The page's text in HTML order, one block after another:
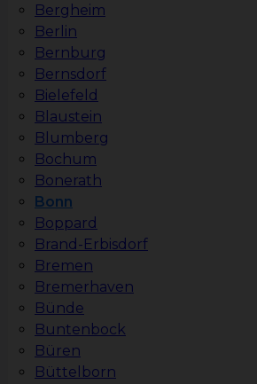
Bergheim
Berlin
Bernburg
Bernsdorf
Bielefeld
Blaustein
Blumberg
Bochum
Bonerath
Bonn
Boppard
Brand-Erbisdorf
Bremen
Bremerhaven
Bünde
Buntenbock
Büren
Büttelborn